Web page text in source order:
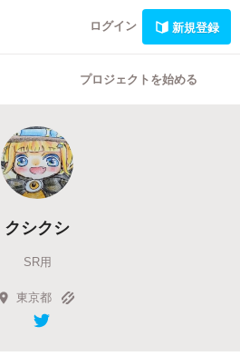
ログイン 新規登録
プロジェクトを始める
クシクシ
SR用
東京都